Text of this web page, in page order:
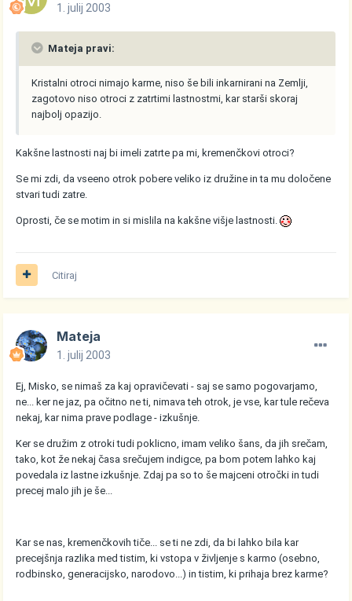
1. julij 2003
Mateja pravi:
Kristalni otroci nimajo karme, niso še bili inkarnirani na Zemlji,
zagotovo niso otroci z zatrtimi lastnostmi, kar starši skoraj
najbolj opazijo.
Kakšne lastnosti naj bi imeli zatrte pa mi, kremenčkovi otroci?
Se mi zdi, da vseeno otrok pobere veliko iz družine in ta mu določene
stvari tudi zatre.
Oprosti, če se motim in si mislila na kakšne višje lastnosti.
Citiraj
Mateja
1. julij 2003
Ej, Misko, se nimaš za kaj opravičevati - saj se samo pogovarjamo,
ne... ker ne jaz, pa očitno ne ti, nimava teh otrok, je vse, kar tule rečeva
nekaj, kar nima prave podlage - izkušnje.
Ker se družim z otroki tudi poklicno, imam veliko šans, da jih srečam,
tako, kot že nekaj časa srečujem indigce, pa bom potem lahko kaj
povedala iz lastne izkušnje. Zdaj pa so to še majceni otročki in tudi
precej malo jih je še...
Kar se nas, kremenčkovih tiče... se ti ne zdi, da bi lahko bila kar
precejšnja razlika med tistim, ki vstopa v življenje s karmo (osebno,
rodbinsko, generacijsko, narodovo...) in tistim, ki prihaja brez karme?